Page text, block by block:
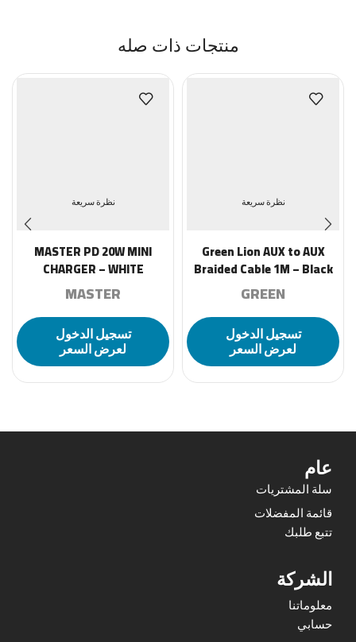
منتجات ذات صله
نظرة سريعة
Green Lion AUX to AUX
Braided Cable 1M – Black
GREEN
تسجيل الدخول
لعرض السعر
نظرة سريعة
MASTER PD 20W MINI
CHARGER – WHITE
MASTER
تسجيل الدخول
لعرض السعر
عام
سلة المشتريات
قائمة المفضلات
تتبع طلبك
الشركة
معلوماتنا
حسابي